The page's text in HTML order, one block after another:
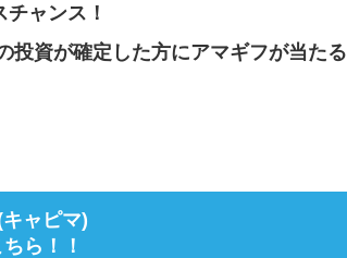
ャンス！
投資が確定した方にアマギフが当たる
ャピマ)
ら！！